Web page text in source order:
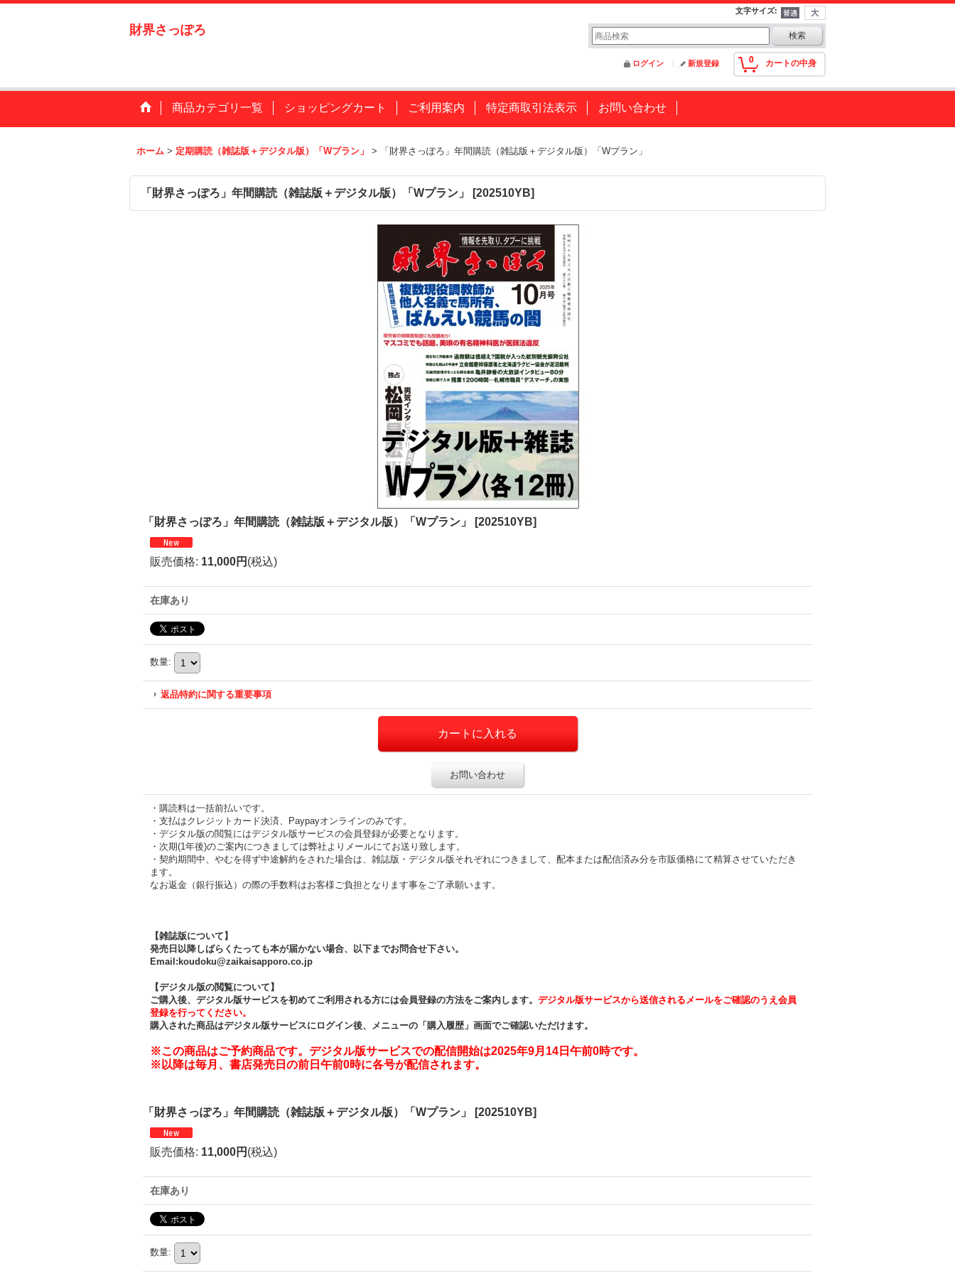
文字サイズ:
財界さっぽろ
0 カートの中身
ログイン 新規登録
商品カテゴリ一覧 ショッピングカート ご利用案内 特定商取引法表示 お問い合わせ
ホーム > 定期購読（雑誌版＋デジタル版）「Wプラン」 > 「財界さっぽろ」年間購読（雑誌版＋デジタル版）「Wプラン」
「財界さっぽろ」年間購読（雑誌版＋デジタル版）「Wプラン」 [202510YB]
「財界さっぽろ」年間購読（雑誌版＋デジタル版）「Wプラン」 [202510YB]
販売価格: 11,000円 (税込)
在庫あり
数量:
返品特約に関する重要事項
お問い合わせ
・購読料は一括前払いです。
・支払はクレジットカード決済、Paypayオンラインのみです。
・デジタル版の閲覧にはデジタル版サービスの会員登録が必要となります。
・次期(1年後)のご案内につきましては弊社よりメールにてお送り致します。
・契約期間中、やむを得ず中途解約をされた場合は、雑誌版・デジタル版それぞれにつきまして、配本または配信済み分を市販価格にて精算させていただき
ます。
なお返金（銀行振込）の際の手数料はお客様ご負担となります事をご了承願います。
【雑誌版について】
発売日以降しばらくたっても本が届かない場合、以下までお問合せ下さい。
Email:koudoku@zaikaisapporo.co.jp
【デジタル版の閲覧について】
ご購入後、デジタル版サービスを初めてご利用される方には会員登録の方法をご案内します。 デジタル版サービスから送信されるメールをご確認のうえ会員
登録を行ってください。
購入された商品はデジタル版サービスにログイン後、メニューの「購入履歴」画面でご確認いただけます。
※この商品はご予約商品です。デジタル版サービスでの配信開始は2025年9月14日午前0時です。
※以降は毎月、書店発売日の前日午前0時に各号が配信されます。
「財界さっぽろ」年間購読（雑誌版＋デジタル版）「Wプラン」 [202510YB]
販売価格: 11,000円 (税込)
在庫あり
数量: